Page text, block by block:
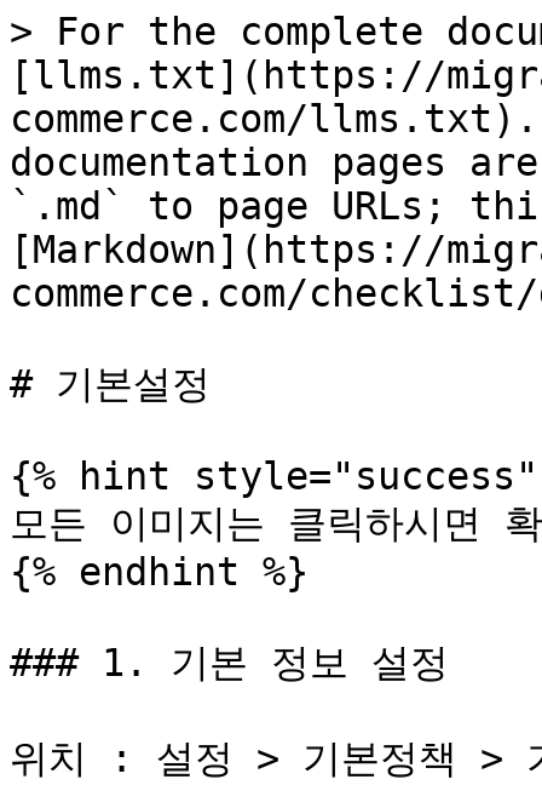
> For the complete
[llms.txt](https://
commerce.com/
documentation pages
`.md` to page URLs;
[Markdown](https://
commerce.com/
# 기본설정
{% hint style="success"
모든 이미지는 클릭하시면
{% endhint %}
### 1. 기본 정보 설정
위치 : 설정 > 기본정책 >